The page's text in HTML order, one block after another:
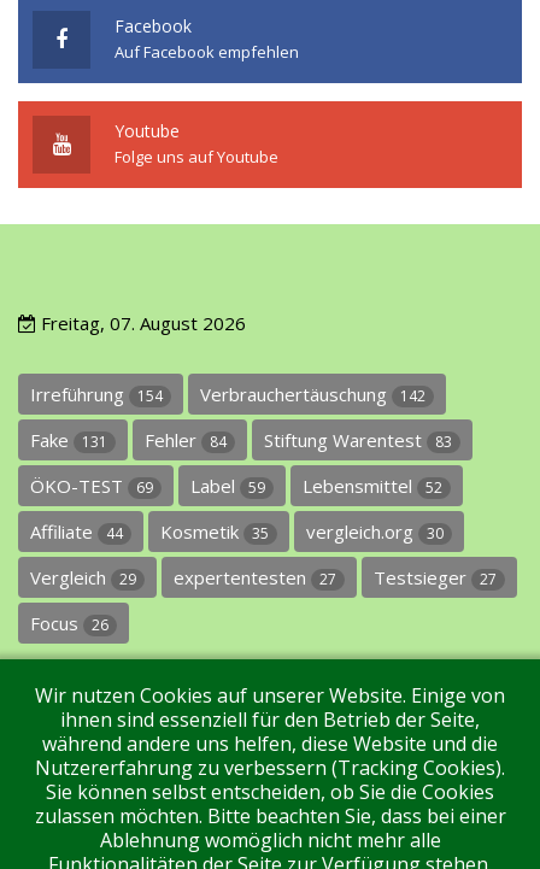
Facebook
Auf Facebook empfehlen
Youtube
Folge uns auf Youtube
Freitag, 07. August 2026
Irreführung 154 Verbrauchertäuschung 142
Fake 131 Fehler 84 Stiftung Warentest 83
ÖKO-TEST 69 Label 59 Lebensmittel 52
Affiliate 44 Kosmetik 35 vergleich.org 30
Vergleich 29 expertentesten 27 Testsieger 27
Focus 26
Impressum Datenschutz Über uns Kontakt
Wir nutzen Cookies auf unserer Website. Einige von
ihnen sind essenziell für den Betrieb der Seite,
während andere uns helfen, diese Website und die
Nutzererfahrung zu verbessern (Tracking Cookies).
Sie können selbst entscheiden, ob Sie die Cookies
zulassen möchten. Bitte beachten Sie, dass bei einer
Ablehnung womöglich nicht mehr alle